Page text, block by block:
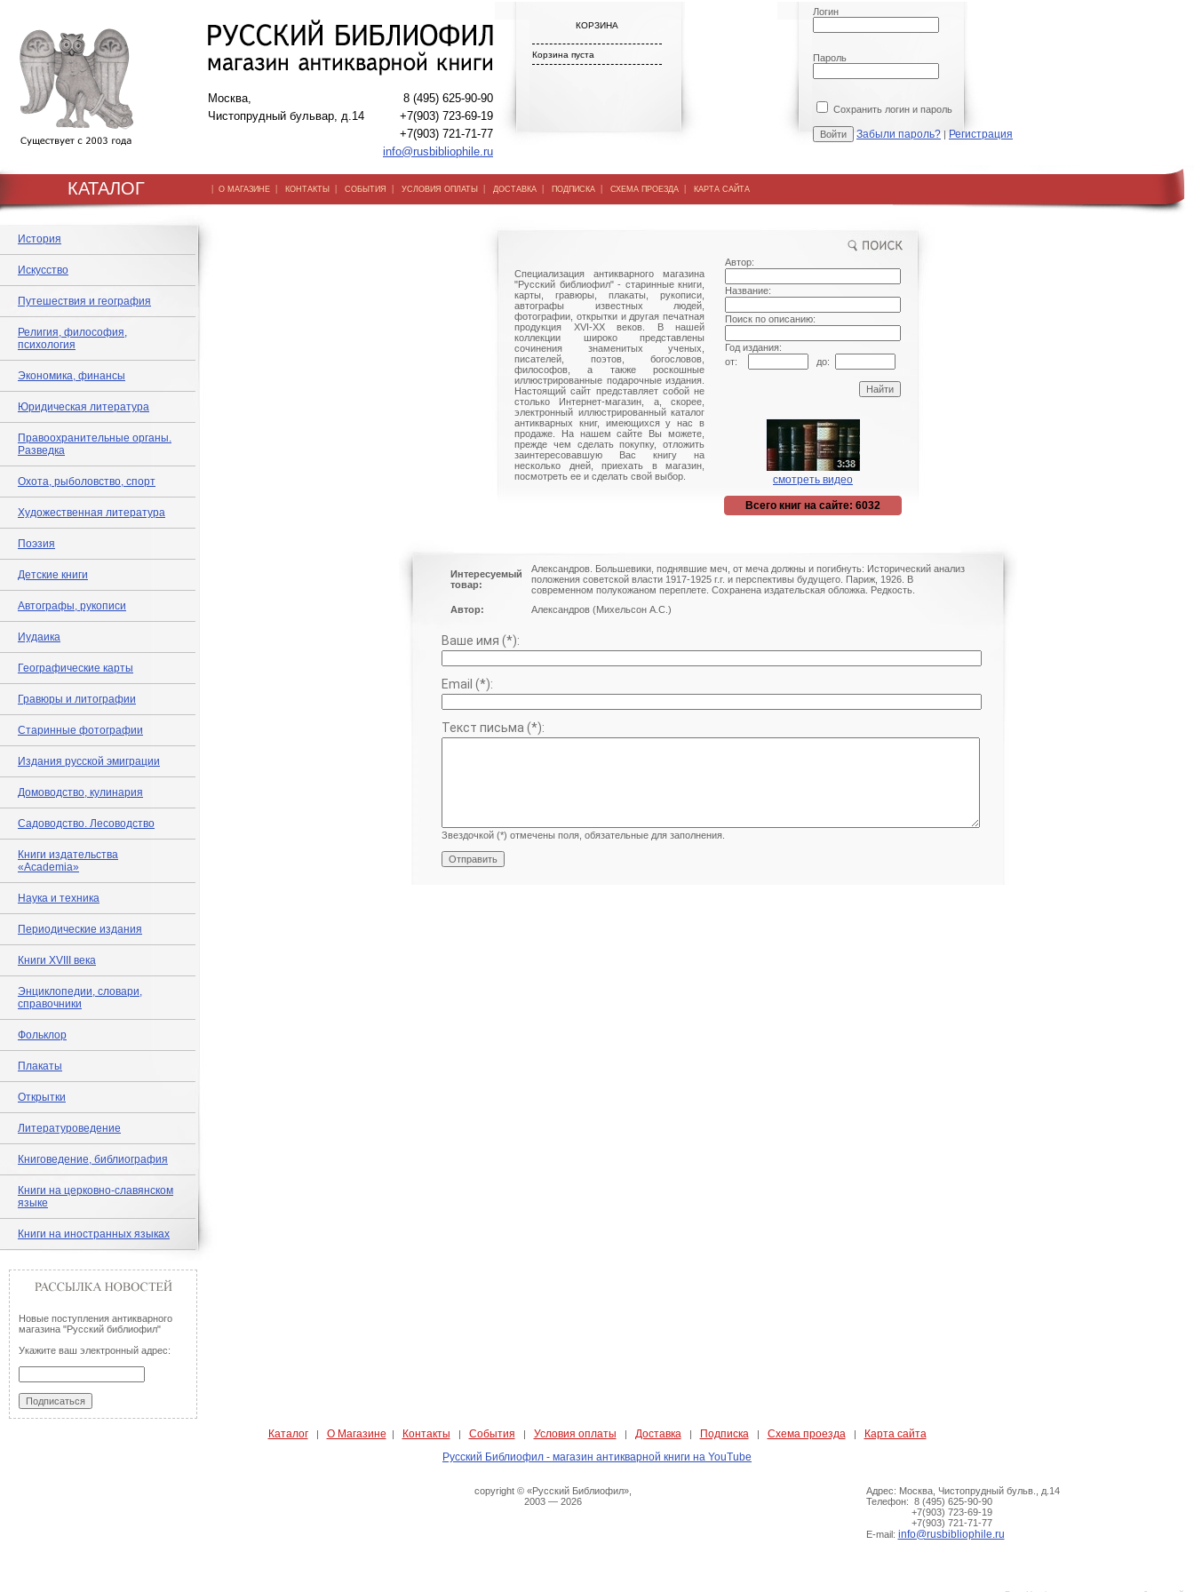
Москва,
Чистопрудный бульвар, д.14
8 (495) 625-90-90
+7(903) 723-69-19
+7(903) 721-71-77
info@rusbibliophile.ru
КОРЗИНА
Корзина пуста
Логин
Пароль
Сохранить логин и пароль
Забыли пароль? | Регистрация
КАТАЛОГ | О МАГАЗИНЕ | КОНТАКТЫ | СОБЫТИЯ | УСЛОВИЯ ОПЛАТЫ | ДОСТАВКА | ПОДПИСКА | СХЕМА ПРОЕЗДА | КАРТА САЙТА
История
Искусство
Путешествия и география
Религия, философия,
психология
Экономика, финансы
Юридическая литература
Правоохранительные органы.
Разведка
Охота, рыболовство, спорт
Художественная литература
Поэзия
Детские книги
Автографы, рукописи
Иудаика
Географические карты
Гравюры и литографии
Старинные фотографии
Издания русской эмиграции
Домоводство, кулинария
Садоводство. Лесоводство
Книги издательства
«Academia»
Наука и техника
Периодические издания
Книги XVIII века
Энциклопедии, словари,
справочники
Фольклор
Плакаты
Открытки
Литературоведение
Книговедение, библиография
Книги на церковно-славянском
языке
Книги на иностранных языках
Новые поступления антикварного
магазина "Русский библиофил"
Укажите ваш электронный адрес:
Специализация антикварного магазина
"Русский библиофил" - старинные книги,
карты, гравюры, плакаты, рукописи,
автографы известных людей,
фотографии, открытки и другая печатная
продукция XVI-XX веков. В нашей
коллекции широко представлены
сочинения знаменитых ученых,
писателей, поэтов, богословов,
философов, а также роскошные
иллюстрированные подарочные издания.
Настоящий сайт представляет собой не
столько Интернет-магазин, а, скорее,
электронный иллюстрированный каталог
антикварных книг, имеющихся у нас в
продаже. На нашем сайте Вы можете,
прежде чем сделать покупку, отложить
заинтересовавшую Вас книгу на
несколько дней, приехать в магазин,
посмотреть ее и сделать свой выбор.
Автор:
Название:
Поиск по описанию:
Год издания:
от:
до:
смотреть видео
Всего книг на сайте: 6032
Интересуемый
товар:
Александров. Большевики, поднявшие меч, от меча должны и погибнуть: Исторический анализ
положения советской власти 1917-1925 г.г. и перспективы будущего. Париж, 1926. В
современном полукожаном переплете. Сохранена издательская обложка. Редкость.
Автор:
Александров (Михельсон А.С.)
Ваше имя (*):
Email (*):
Текст письма (*):
Звездочкой (*) отмечены поля, обязательные для заполнения.
Каталог| О Магазине | Контакты | События | Условия оплаты | Доставка | Подписка | Схема проезда |
Карта сайта
Русский Библиофил - магазин антикварной книги на YouTube
copyright © «Русский Библиофил»,
2003 — 2026
Адрес: Москва, Чистопрудный бульв., д.14
Телефон: 8 (495) 625-90-90
+7(903) 723-69-19
+7(903) 721-71-77
E-mail: info@rusbibliophile.ru